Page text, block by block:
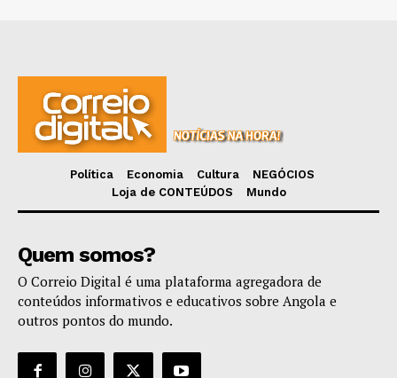
Política Economia Cultura
NEGÓCIOS
Loja de CONTEÚDOS
Mundo
Quem somos?
O Correio Digital é uma plataforma agregadora de
conteúdos informativos e educativos sobre Angola e
outros pontos do mundo.